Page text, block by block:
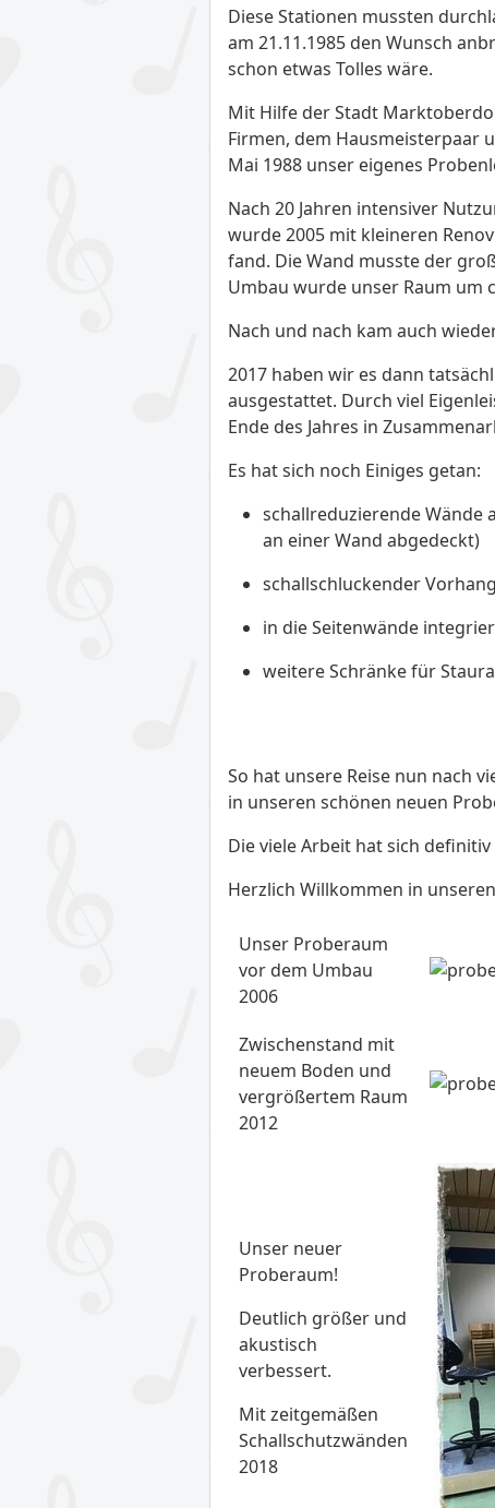
Diese Stationen mussten
am 21.11.1985 den Wunsch
schon etwas Tolles wäre.
Mit Hilfe der Stadt
Firmen, dem Hausmeisterpaar
Mai 1988 unser eigenes
Nach 20 Jahren intensiver
wurde 2005 mit kleineren
fand. Die Wand musste der
Umbau wurde unser Raum um
Nach und nach kam auch
2017 haben wir es dann
ausgestattet. Durch viel
Ende des Jahres in
Es hat sich noch Einiges getan:
schallreduzierende Wände
an einer Wand abgedeckt)
schallschluckender
in die Seitenwände
weitere Schränke für
So hat unsere Reise nun nach
in unseren schönen neuen
Die viele Arbeit hat sich
Herzlich Willkommen in
Unser Proberaum
vor dem Umbau
2006
Zwischenstand mit
neuem Boden und
vergrößertem Raum
2012
Unser neuer
Proberaum!
Deutlich größer und
akustisch
verbessert.
Mit zeitgemäßen
Schallschutzwänden
2018